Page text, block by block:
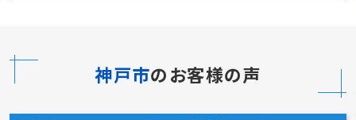
神戸市のお客様の声